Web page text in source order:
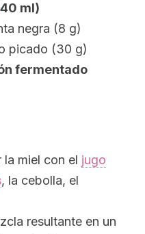
ml)
negra (8 g)
picado (30 g)
fermentado
la miel con el jugo
, la cebolla, el
resultante en un